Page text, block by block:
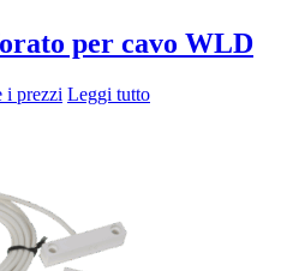
per cavo WLD
i prezzi Leggi tutto